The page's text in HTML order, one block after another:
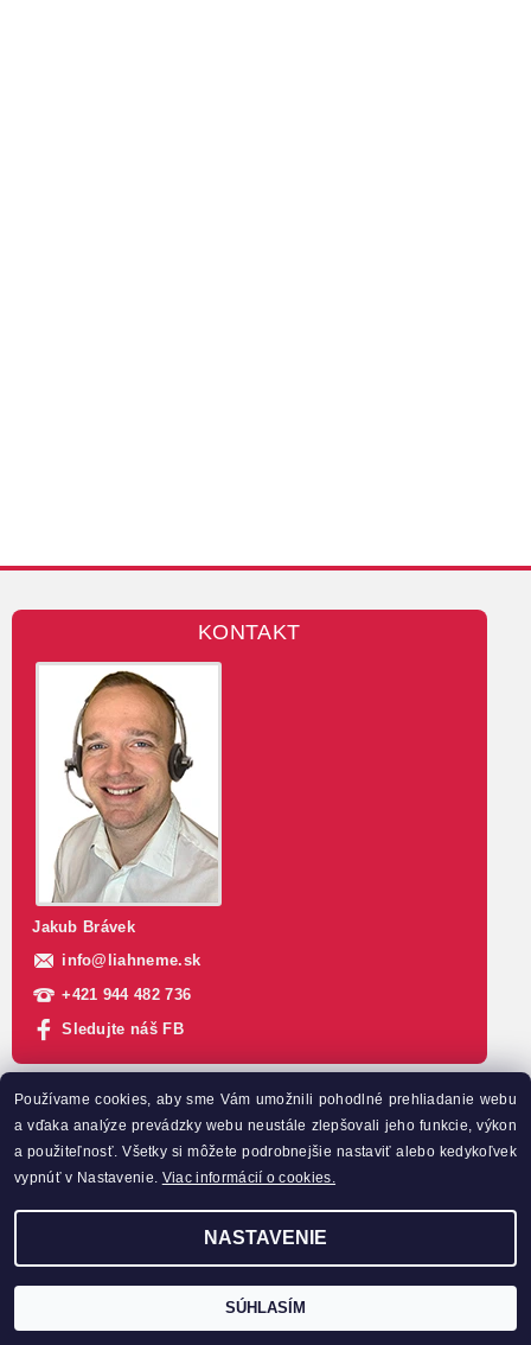
KONTAKT
Jakub Brávek
info@ liahneme.sk
+421 944 482 736
Sledujte náš FB
INFORMÁCIE PRE VÁS
Všetko o nákupe
Doprava a platba
Možnosť vrátenia tovaru do 14 dní
Reklamačný poriadok
Podmienky ochrany osobných údajov
Zásady používanie súborov cookie
Používame cookies, aby sme Vám umožnili pohodlné prehliadanie webu
a vďaka analýze prevádzky webu neustále zlepšovali jeho funkcie, výkon
a použiteľnosť. Všetky si môžete podrobnejšie nastaviť alebo kedykoľvek
vypnúť v Nastavenie. Viac informácií o cookies.
NASTAVENIE
SÚHLASÍM